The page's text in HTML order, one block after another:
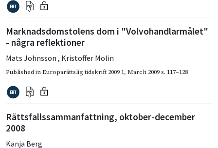
Marknadsdomstolens dom i "Volvohandlarmålet"
- några reflektioner
Mats Johnsson , Kristoffer Molin
Published inEuroparättslig tidskrift 2009 1, March 2009s. 117–128
Rättsfallssammanfattning, oktober-december
2008
Kanja Berg